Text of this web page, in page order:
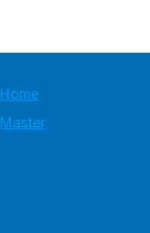
Home
Master